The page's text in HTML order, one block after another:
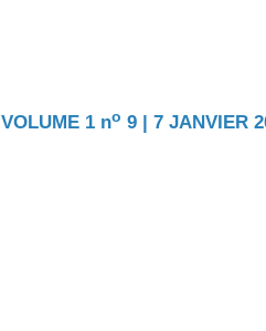
VOLUME 1 no 9 | 7 JANVIER